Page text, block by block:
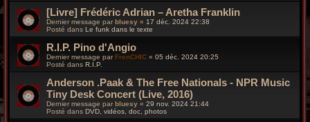
[Livre] Frédéric Adrian – Aretha Franklin
Dernier message par bluesy « 17 déc. 2024 22:38
Posté dans Le funk dans le texte
R.I.P. Pino d'Angio
Dernier message parFrenCHIC « 05 déc. 2024 20:25
Posté dans R.I.P.
Anderson .Paak & The Free Nationals - NPR Music
Tiny Desk Concert (Live, 2016)
Dernier message par bluesy « 29 nov. 2024 21:44
Posté dans DVD, vidéos, doc, photos